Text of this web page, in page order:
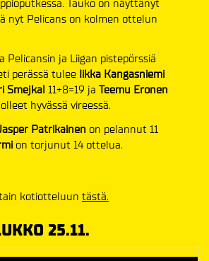
Tauko on näyttänyt
nyt Pelicans on kolmen ottelun
Pelicansin ja Liigan pistepörssiä
perässä tulee Iikka Kangasniemi
Smejkal 11+8=19 ja Teemu Eronen
hyvässä vireessä.
Patrikainen on pelannut 11
on torjunut 14 ottelua.
kotiotteluun tästä.
25.11.